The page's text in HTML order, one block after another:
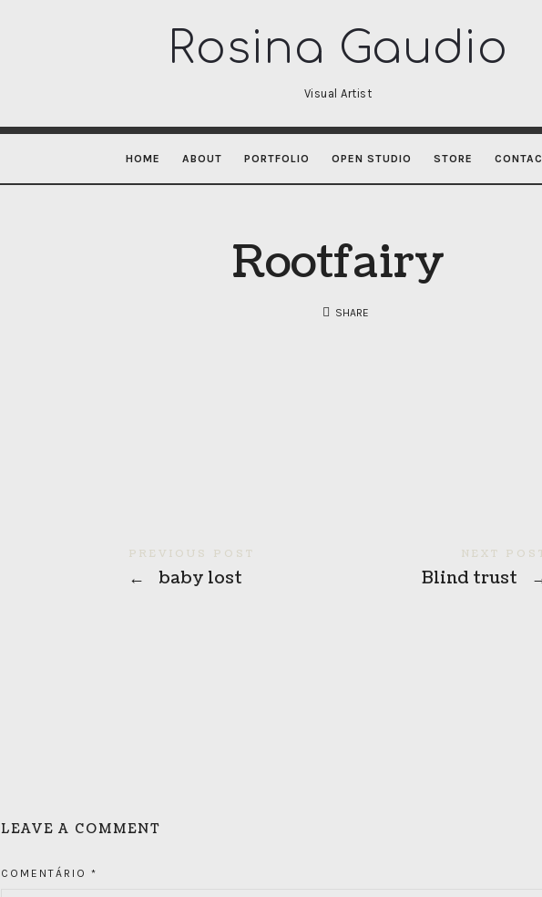
Rosina
Gaudio
Rosina Gaudio
Visual Artist
HOME ABOUT PORTFOLIO OPEN STUDIO STORE
Rootfairy
SHARE
PREVIOUS POST
← baby lost
NEXT
Blind trust
LEAVE A COMMENT
COMENTÁRIO *